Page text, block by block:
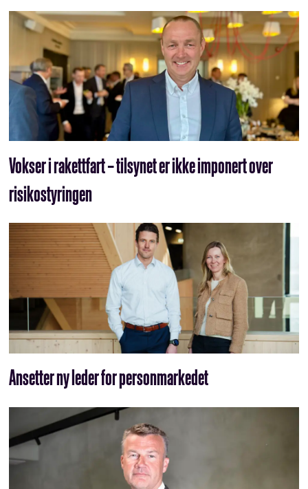
Vokser i rakettfart – tilsynet er ikke imponert over
risikostyringen
Ansetter ny leder for personmarkedet